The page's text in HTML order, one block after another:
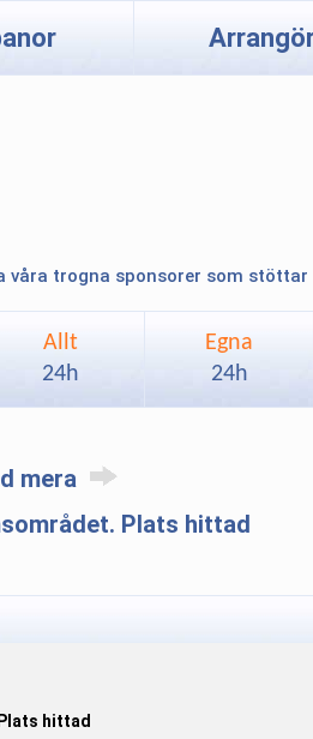
våra trogna sponsorer som stöttar
Allt
24h
Egna
24h
mera
Plats hittad
hittad